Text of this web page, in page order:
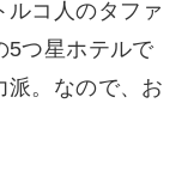
ルコ人のタファ
5つ星ホテルで
派。なので、お